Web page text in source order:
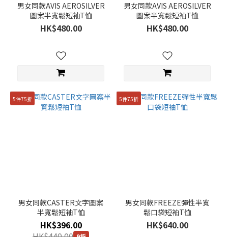
男女同款AVIS AEROSILVER
圖案半寬鬆短袖T恤
HK$480.00
男女同款AVIS AEROSILVER
圖案半寬鬆短袖T恤
HK$480.00
5件75折
男女同款CASTER文字圖案
半寬鬆短袖T恤
HK$396.00
5件75折
男女同款FREEZE彈性半寬
鬆口袋短袖T恤
HK$640.00